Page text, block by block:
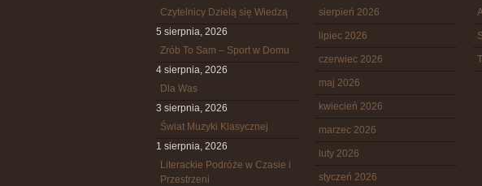
Czytelnicy Dzielą się Wiedzą
5 sierpnia, 2026
Zrób To Sam – Sport w Domu
4 sierpnia, 2026
Dla Was
3 sierpnia, 2026
Świat Muzyki Klasycznej
1 sierpnia, 2026
Literackie Podróże w Czasie i
Przestrzeni
sierpień 2026
lipiec 2026
czerwiec 2026
maj 2026
kwiecień 2026
marzec 2026
luty 2026
styczeń 2026